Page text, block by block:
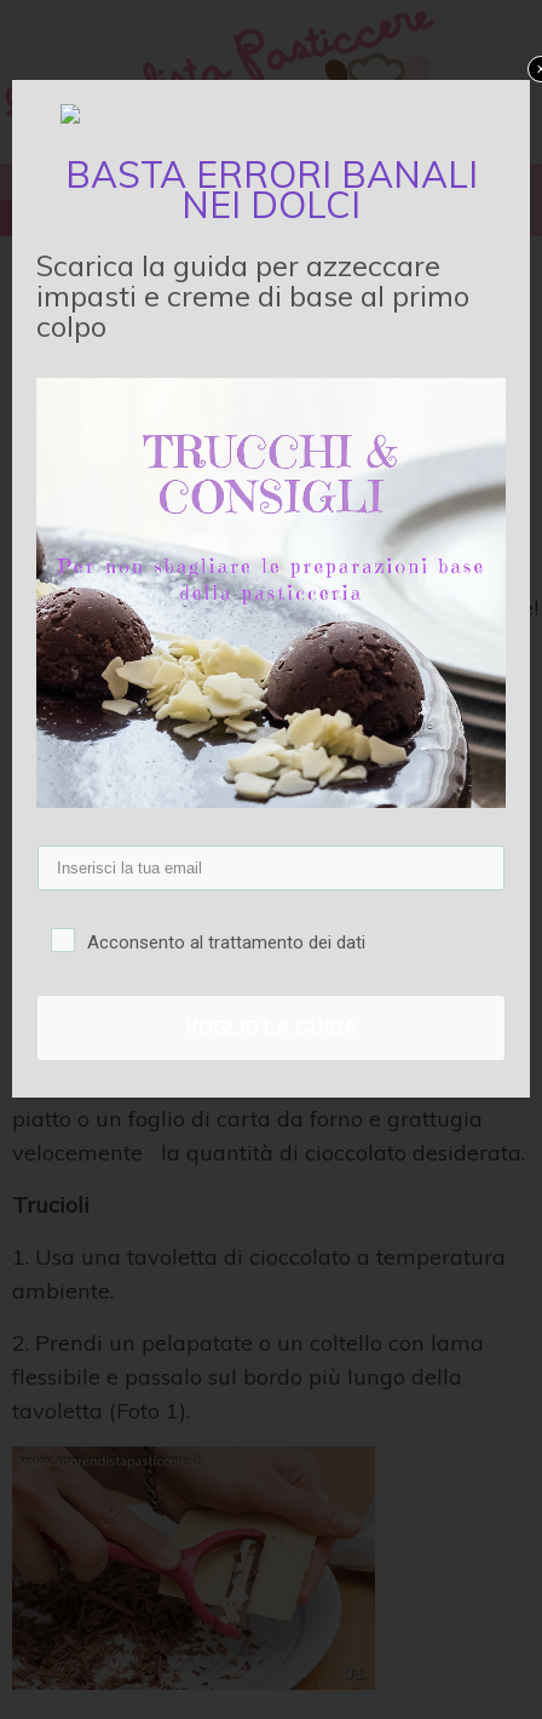
TORTE DOLCETTI
IMPASTI&CREME BASE
TECNICHE&DECORAZIONI
LIBRI E STRUMENTI
Decorazioni con il
cioccolato
Le decorazioni di cioccolato – rollini, sigari, foglie,
cestini – danno un tocco personale che li rende
creazioni uniche; costituiscono inoltre un’occasione
per sbizzarrirsi con la fantasia e la creatività.
E inoltre sono relativamente semplici da realizzare!
Scaglie
maneggiabile che avrai precedentemente fatto
piatto o un foglio di carta da forno e grattugia
velocemente la quantità di cioccolato desiderata.
Trucioli
1. Usa una tavoletta di cioccolato a temperatura
ambiente.
2. Prendi un pelapatate o un coltello con lama
flessibile e passalo sul bordo più lungo della
tavoletta (Foto 1).
BASTA ERRORI BANALI
NEI DOLCI
Scarica la guida per azzeccare
impasti e creme di base al primo
colpo
Acconsento al trattamento dei dati